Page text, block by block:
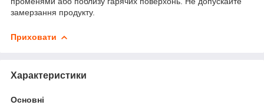
замерзання продукту.
Приховати
Характеристики
Основні